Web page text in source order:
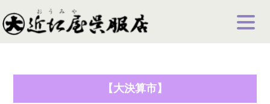
【大決算市】